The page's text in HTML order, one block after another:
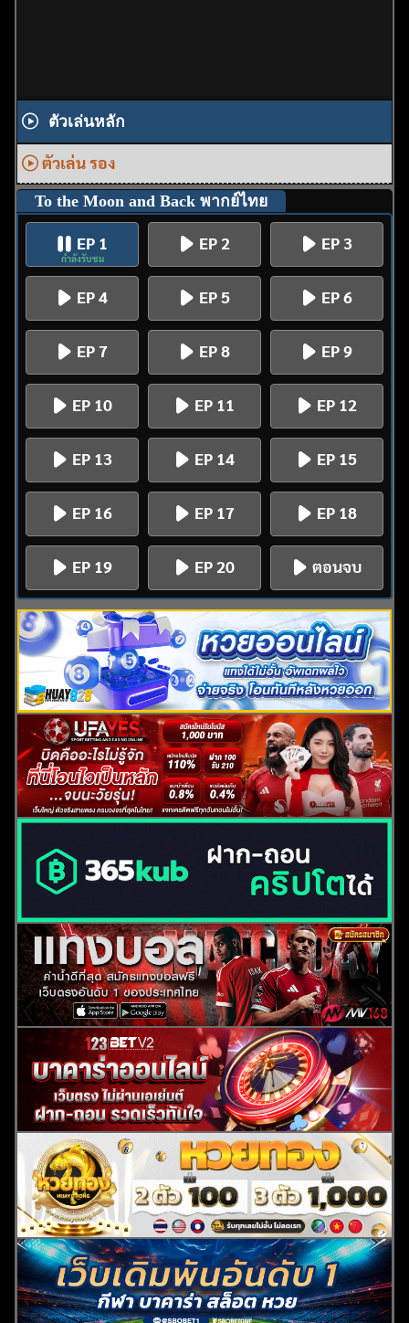
ตัวเล่นหลัก
ตัวเล่น รอง
To the Moon and Back พากย์ไทย
EP 1
กำลังรับชม
EP 2 EP 3
EP 4 EP 5 EP 6
EP 7 EP 8 EP 9
EP 10 EP 11 EP 12
EP 13 EP 14 EP 15
EP 16 EP 17 EP 18
EP 19 EP 20 ตอนจบ